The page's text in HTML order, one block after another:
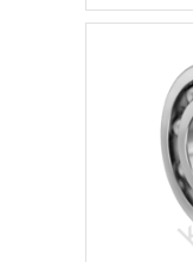
2.500
3.500
4.000